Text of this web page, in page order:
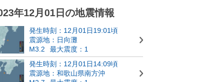
年12月01日の地震情報
発生時刻：12月01日19:01頃
震源地：日向灘
M3.2
最大震度：1
発生時刻：12月01日14:09頃
震源地：和歌山県南方沖